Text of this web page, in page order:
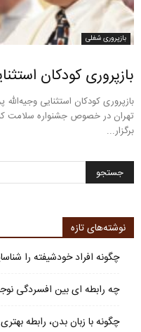
بازپروری شغلی
بازپروری کودکان
بازپروری کودکان استثنایی
تهران در خصوص جشنواره سلامت که
برگزار...
نوشته‌های تازه
چگونه افراد خودشیفته را
چه رابطه ای بین افسردگی
چگونه با زبان بدن، رابطه